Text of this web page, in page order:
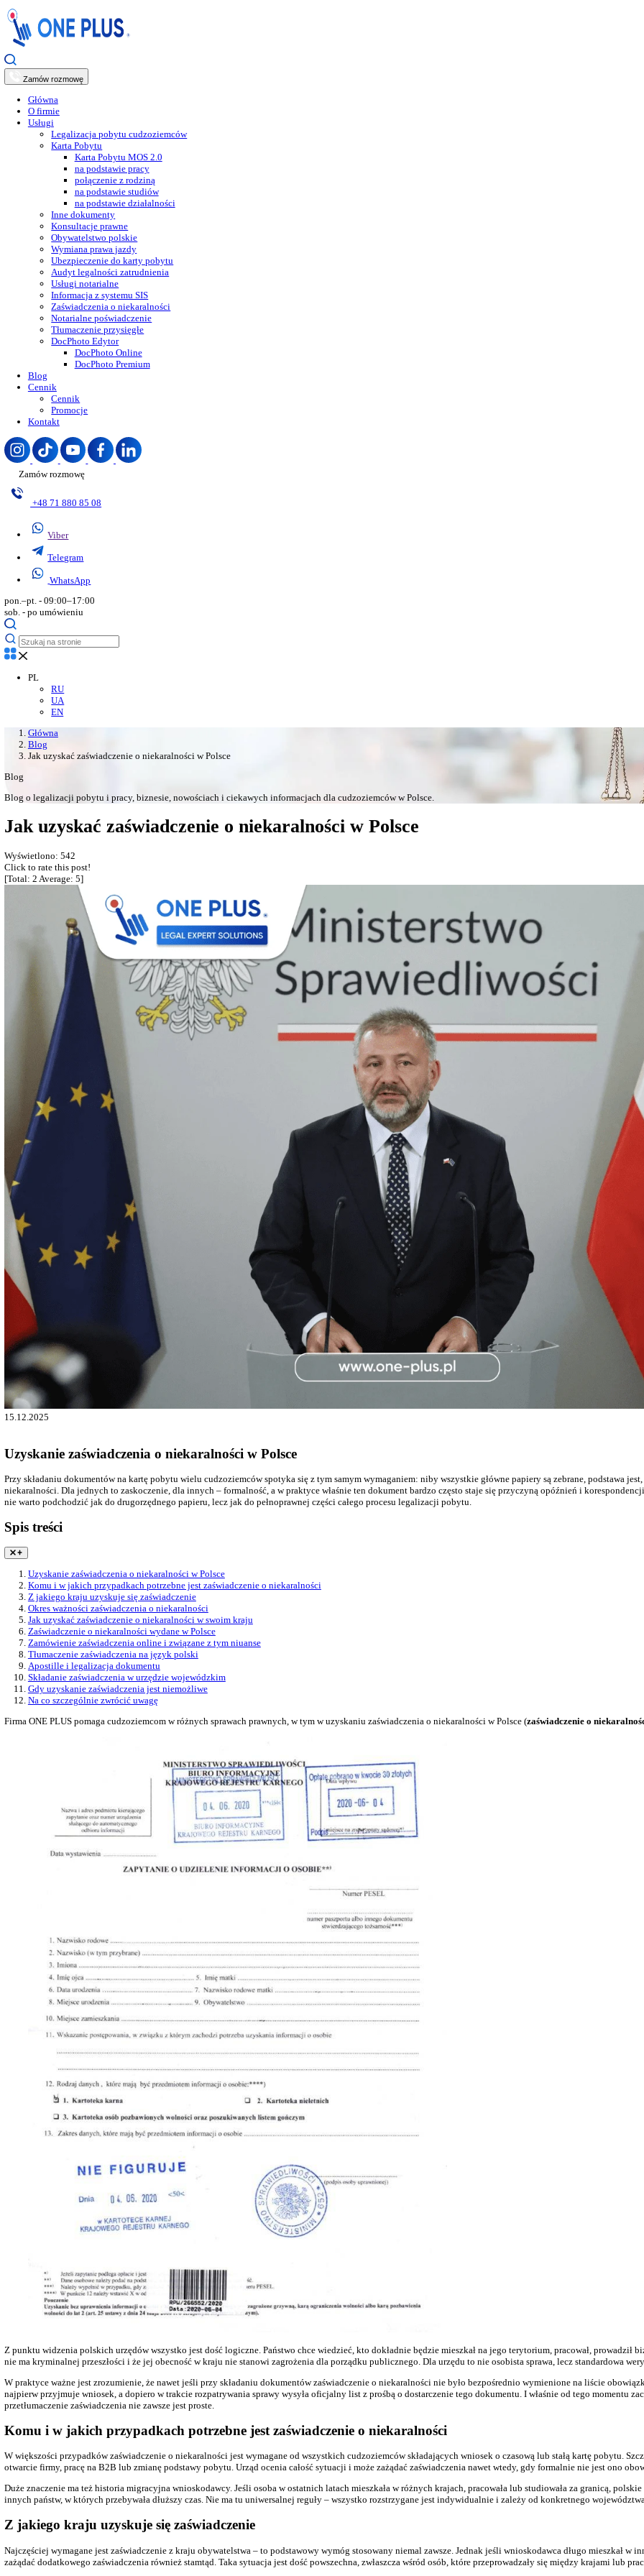
Zamów rozmowę
Główna
O firmie
Usługi
Legalizacja pobytu cudzoziemców
Karta Pobytu
Karta Pobytu MOS 2.0
na podstawie pracy
połączenie z rodziną
na podstawie studiów
na podstawie działalności
Inne dokumenty
Konsultacje prawne
Obywatelstwo polskie
Wymiana prawa jazdy
Ubezpieczenie do karty pobytu
Audyt legalności zatrudnienia
Usługi notarialne
Informacja z systemu SIS
Notarialne poświadczenie
Tłumaczenie przysięgłe
DocPhoto Online
DocPhoto Premium
Blog
Cennik
Promocje
Kontakt
Zamów rozmowę
Telegram
WhatsApp
pon.–pt. - 09:00–17:00
sob. - po umówieniu
PL
RU
UA
EN
Jak uzyskać zaświadczenie o niekaralności w Polsce
Blog o legalizacji pobytu i pracy, biznesie, nowościach i ciekawych informacjach dla cudzoziemców w Polsce.
Jak uzyskać zaświadczenie o niekaralności w Polsce
Wyświetlono: 542
Click to rate this post!
[Total:2 Average:
Uzyskanie zaświadczenia o niekaralności w Polsce
Przy składaniu dokumentów na kartę pobytu wielu cudzoziemców spotyka się z tym samym wymaganiem: niby wszystkie główne
niekaralności. Dla jednych to zaskoczenie, dla innych – formalność, a w praktyce właśnie ten dokument bardzo często staje się
nie warto podchodzić jak do drugorzędnego papieru, lecz jak do pełnoprawnej części całego procesu legalizacji pobytu.
Uzyskanie zaświadczenia o niekaralności w Polsce
Komu i w jakich przypadkach potrzebne jest zaświadczenie o niekaralności
Z jakiego kraju uzyskuje się zaświadczenie
Okres ważności zaświadczenia o niekaralności
Jak uzyskać zaświadczenie o niekaralności w swoim kraju
Zaświadczenie o niekaralności wydane w Polsce
Tłumaczenie zaświadczenia na język polski
Apostille i legalizacja dokumentu
Składanie zaświadczenia w urzędzie wojewódzkim
Gdy uzyskanie zaświadczenia jest niemożliwe
Na co szczególnie zwrócić uwagę
Firma ONE PLUS pomaga cudzoziemcom w różnych sprawach prawnych, w tym w uzyskaniu zaświadczenia o niekaralności w Polsce (